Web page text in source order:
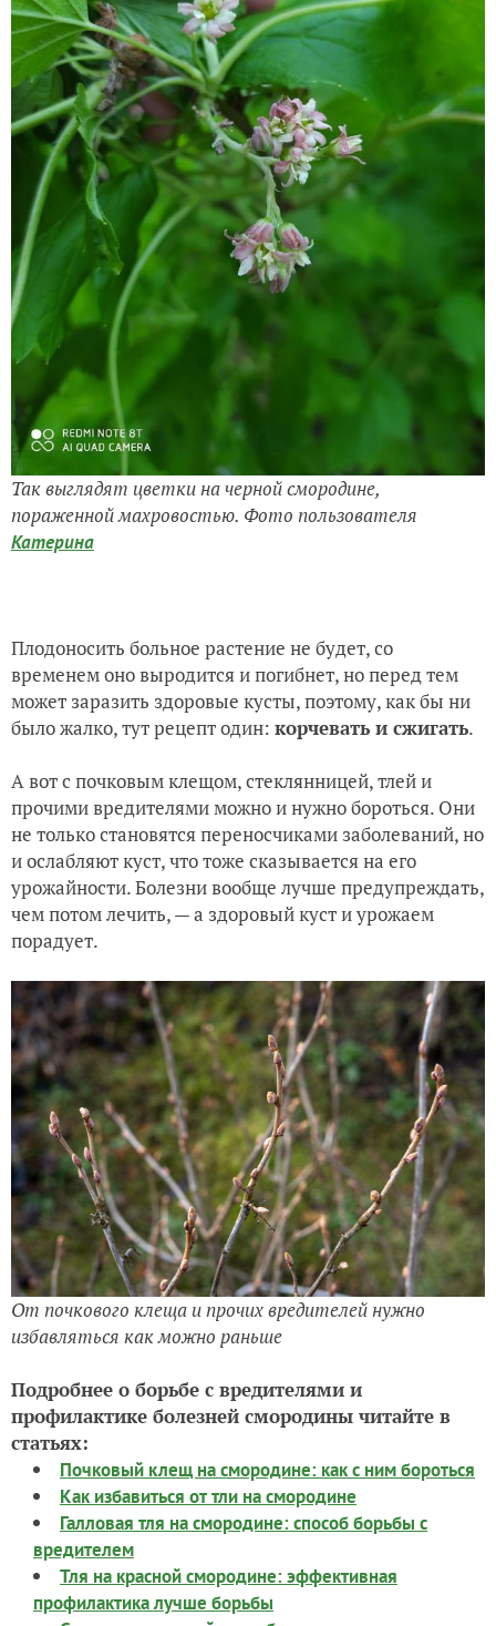
Так выглядят цветки на черной смородине,
пораженной махровостью. Фото пользователя
Катерина
Плодоносить больное растение не будет, со
временем оно выродится и погибнет, но перед тем
может заразить здоровые кусты, поэтому, как бы ни
было жалко, тут рецепт один: корчевать и сжигать.
А вот с почковым клещом, стеклянницей, тлей и
прочими вредителями можно и нужно бороться. Они
не только становятся переносчиками заболеваний, но
и ослабляют куст, что тоже сказывается на его
урожайности. Болезни вообще лучше предупреждать,
чем потом лечить, — а здоровый куст и урожаем
порадует.
От почкового клеща и прочих вредителей нужно
избавляться как можно раньше
Подробнее о борьбе с вредителями и
профилактике болезней смородины читайте в
статьях:
Почковый клещ на смородине: как с ним бороться
Как избавиться от тли на смородине
Галловая тля на смородине: способ борьбы с
вредителем
Тля на красной смородине: эффективная
профилактика лучше борьбы